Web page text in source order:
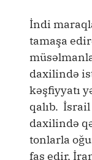
İndi
tamaşa
daxilində
kəşfiyyatı
qalıb.
daxilində
tonlarla
faş edir,